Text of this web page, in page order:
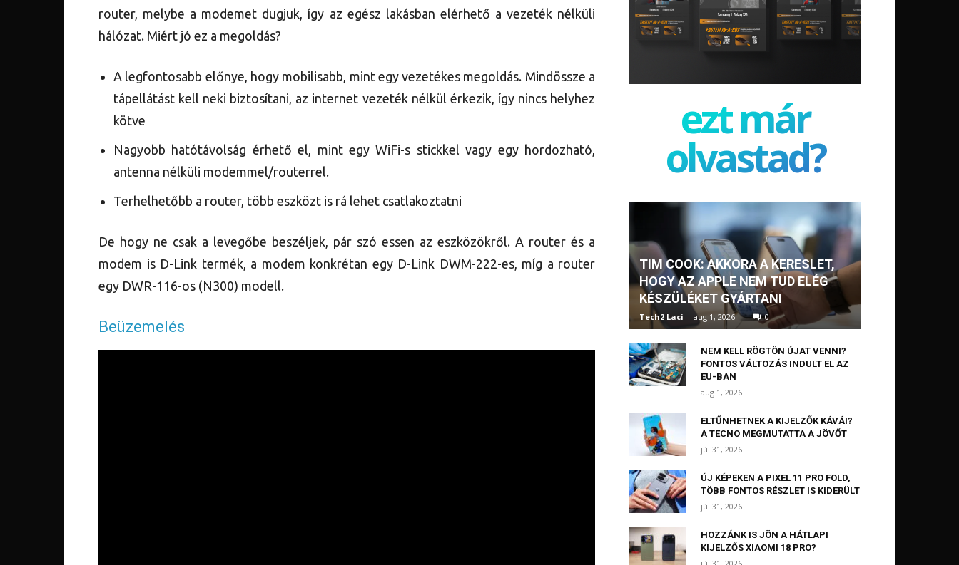
router, melybe a modemet dugjuk, így az egész lakásban elérhető a vezeték nélküli
hálózat. Miért jó ez a megoldás?
A legfontosabb előnye, hogy mobilisabb, mint egy vezetékes megoldás. Mindössze a
tápellátást kell neki biztosítani, az internet vezeték nélkül érkezik, így nincs helyhez
kötve
Nagyobb hatótávolság érhető el, mint egy WiFi-s stickkel vagy egy hordozható,
antenna nélküli modemmel/routerrel.
Terhelhetőbb a router, több eszközt is rá lehet csatlakoztatni
De hogy ne csak a levegőbe beszéljek, pár szó essen az eszközökről. A router és a
modem is D-Link termék, a modem konkrétan egy D-Link DWM-222-es, míg a router
egy DWR-116-os (N300) modell.
Beüzemelés
ezt már
olvastad?
TIM COOK: AKKORA A KERESLET,
HOGY AZ APPLE NEM TUD ELÉG
KÉSZÜLÉKET GYÁRTANI
Tech2 Laci - aug 1, 2026 0
NEM KELL RÖGTÖN ÚJAT VENNI?
FONTOS VÁLTOZÁS INDULT EL AZ
EU-BAN
aug 1, 2026
ELTŰNHETNEK A KIJELZŐK KÁVÁI?
A TECNO MEGMUTATTA A JÖVŐT
júl 31, 2026
ÚJ KÉPEKEN A PIXEL 11 PRO FOLD,
TÖBB FONTOS RÉSZLET IS KIDERÜLT
júl 31, 2026
HOZZÁNK IS JÖN A HÁTLAPI
KIJELZŐS XIAOMI 18 PRO?